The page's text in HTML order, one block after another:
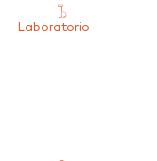
Laboratorio